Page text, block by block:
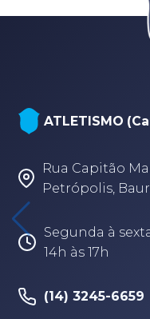
ATLETISMO
Rua Capitão
Petrópolis,
Segunda à
14h às 17h
(14) 3245-6659